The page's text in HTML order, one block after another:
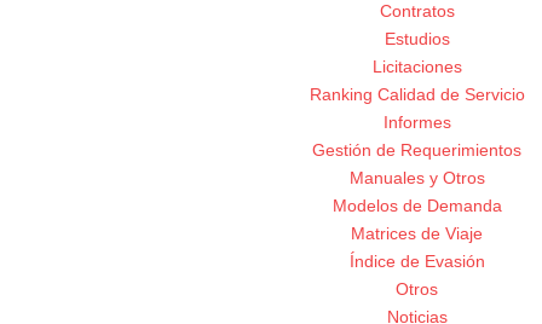
Contratos
Estudios
Licitaciones
Ranking Calidad de Servicio
Informes
Gestión de Requerimientos
Manuales y Otros
Modelos de Demanda
Matrices de Viaje
Índice de Evasión
Otros
Noticias